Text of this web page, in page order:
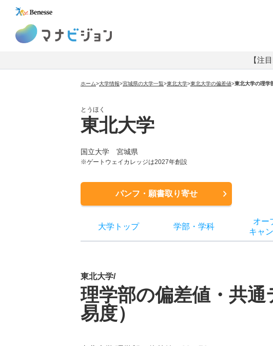
【注
ホーム>大学情報>宮城県の大学一覧>東北大学>東北大学の偏差値>東北大学の理学
とうほく
東北大学
国立大学 宮城県
※ゲートウェイカレッジは2027年創設
パンフ・願書取り寄せ
大学トップ 学部 ・ 学科
オー
キャン
東北大学/
理学部の偏差値・共
易度）